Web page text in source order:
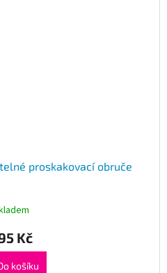
proskakovací obruče
Kč
košíku